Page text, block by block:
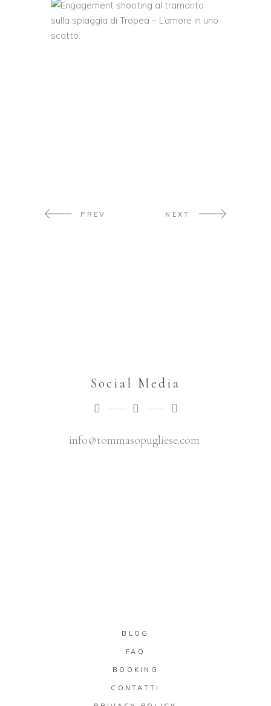
PREV NEXT
Social Media
info@tommasopugliese.com
BLOG
FAQ
BOOKING
CONTATTI